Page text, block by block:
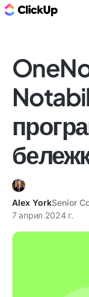
Alex YorkSenior
7 април 2024 г.